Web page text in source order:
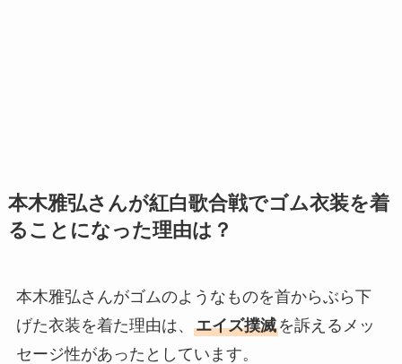
本木雅弘さんが紅白歌合戦でゴム衣装を着
ることになった理由は？
本木雅弘さんがゴムのようなものを首からぶら下
げた衣装を着た理由は、 エイズ撲滅を訴えるメッ
セージ性があったとしています。